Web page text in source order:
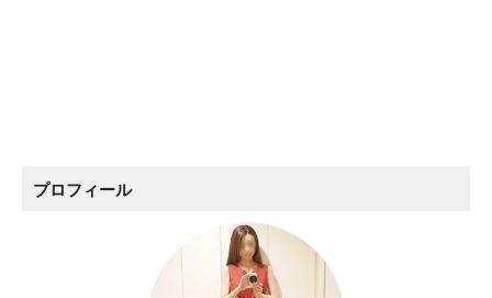
プロフィール